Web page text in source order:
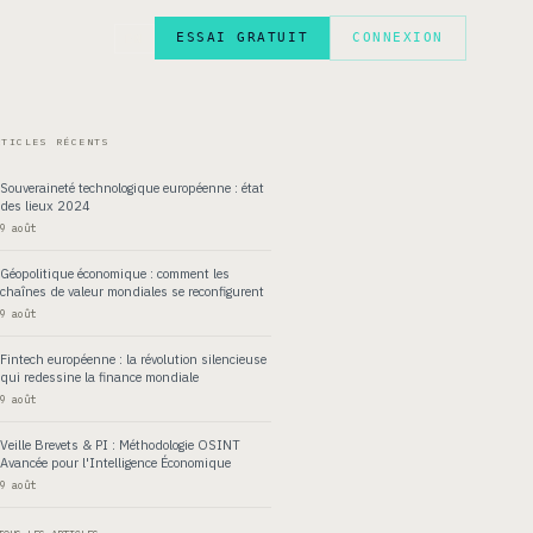
ESSAI GRATUIT CONNEXION
RÉCENTS
Souveraineté technologique européenne : état
des lieux 2024
9 août
Géopolitique économique : comment les
chaînes de valeur mondiales se reconfigurent
9 août
Fintech européenne : la révolution silencieuse
qui redessine la finance mondiale
9 août
Veille Brevets & PI : Méthodologie OSINT
Avancée pour l'Intelligence Économique
9 août